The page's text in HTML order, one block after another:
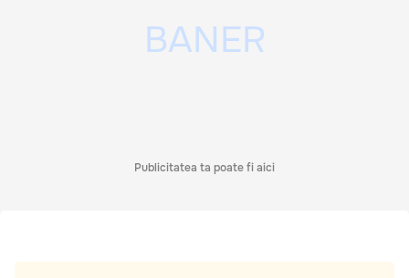
Publicitatea ta poate fi aici